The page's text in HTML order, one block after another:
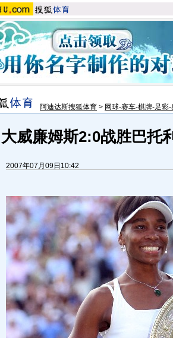
阿迪达斯搜狐体育 > 网球-赛车-棋牌-足彩-
大威廉姆斯2:0战胜巴托
2007年07月09日10:42